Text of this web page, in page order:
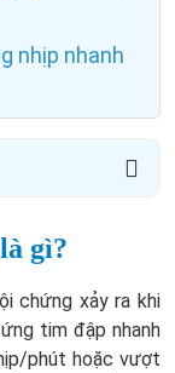
nhịp nhanh
gì?
chứng xảy ra khi
tim đập nhanh
phút hoặc vượt